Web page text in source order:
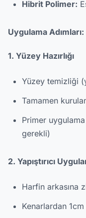
Hibrit Polimer:
Uygulama Adımları:
1. Yüzey Hazırlığı
Yüzey temizliği
Tamamen
Primer
gerekli)
2. Yapıştırıcı
Harfin arkasına
Kenarlardan